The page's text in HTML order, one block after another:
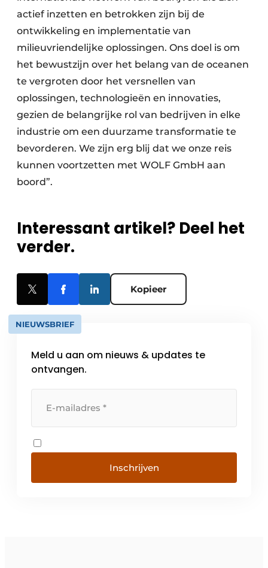
actief inzetten en betrokken zijn bij de
ontwikkeling en implementatie van
milieuvriendelijke oplossingen. Ons doel is om
het bewustzijn over het belang van de oceanen
te vergroten door het versnellen van
oplossingen, technologieën en innovaties,
gezien de belangrijke rol van bedrijven in elke
industrie om een duurzame transformatie te
bevorderen. We zijn erg blij dat we onze reis
kunnen voortzetten met WOLF GmbH aan
boord”.
Interessant artikel? Deel het
verder.
Kopieer
NIEUWSBRIEF
Meld u aan om nieuws & updates te
ontvangen.
Inschrijven